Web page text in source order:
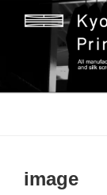
京都プリ
京都市のオリジ
image